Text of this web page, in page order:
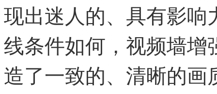
现出迷人的、具有影响
线条件如何，视频墙增
造了一致的、清晰的画